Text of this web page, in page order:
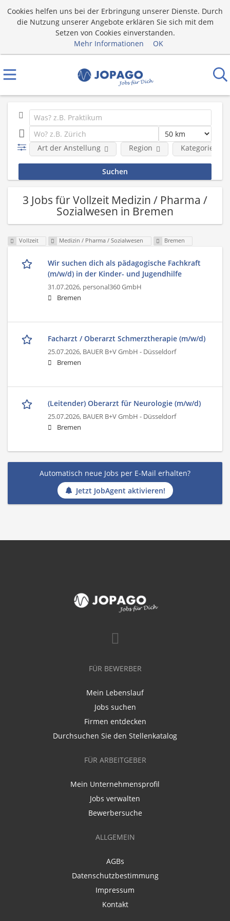
Cookies helfen uns bei der Erbringung unserer Dienste. Durch
die Nutzung unserer Angebote erklären Sie sich mit dem
Setzen von Cookies einverstanden.
Mehr Informationen
OK
Art der Anstellung Region Kategorie
3 Jobs für Vollzeit Medizin / Pharma /
Sozialwesen in Bremen
Vollzeit Medizin / Pharma / Sozialwesen Bremen
Wir suchen dich als pädagogische Fachkraft
(m/w/d) in der Kinder- und Jugendhilfe
31.07.2026, personal360 GmbH
Bremen
Facharzt / Oberarzt Schmerztherapie (m/w/d)
25.07.2026, BAUER B+V GmbH - Düsseldorf
Bremen
(Leitender) Oberarzt für Neurologie (m/w/d)
25.07.2026, BAUER B+V GmbH - Düsseldorf
Bremen
Automatisch neue Jobs per E-Mail erhalten?
Jetzt JobAgent aktivieren!
FÜR BEWERBER
Mein Lebenslauf
Jobs suchen
Firmen entdecken
Durchsuchen Sie den Stellenkatalog
FÜR ARBEITGEBER
Mein Unternehmensprofil
Jobs verwalten
Bewerbersuche
ALLGEMEIN
AGBs
Datenschutzbestimmung
Impressum
Kontakt